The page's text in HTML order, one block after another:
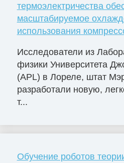
термоэлектричества
масштабируемое
использования
Исследователи из
физики Университета
(APL) в Лореле, штат
разработали новую,
т...
Обучение роботов